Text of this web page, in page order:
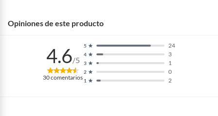
Opiniones de este producto
4.6/5
30comentarios 1 2
2 0
3 1
4 3
5 24